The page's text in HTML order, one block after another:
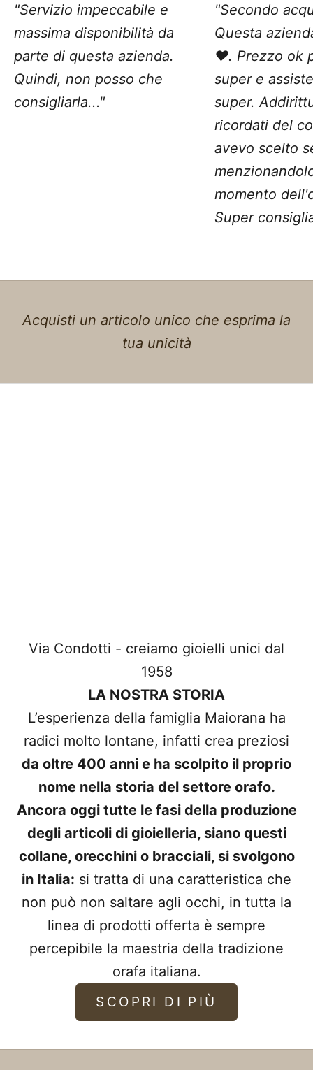
"Servizio impeccabile e
massima disponibilità da
parte di questa azienda.
Quindi, non posso che
consigliarla..."
"Secondo
Questa
❤️. Prezzo ok
super e
super.
ricordati del
avevo scelto
momento
Super
Acquisti un articolo unico che esprima la
tua unicità
Via Condotti - creiamo gioielli unici dal
1958
LA NOSTRA STORIA
L’esperienza della famiglia Maiorana ha
radici molto lontane, infatti crea preziosi
da oltre 400 anni e ha scolpito il proprio
nome nella storia del settore orafo.
Ancora oggi tutte le fasi della produzione
degli articoli di gioielleria, siano questi
collane, orecchini o bracciali, si svolgono
in Italia: si tratta di una caratteristica che
non può non saltare agli occhi, in tutta la
linea di prodotti offerta è sempre
percepibile la maestria della tradizione
orafa italiana.
SCOPRI DI PIÙ